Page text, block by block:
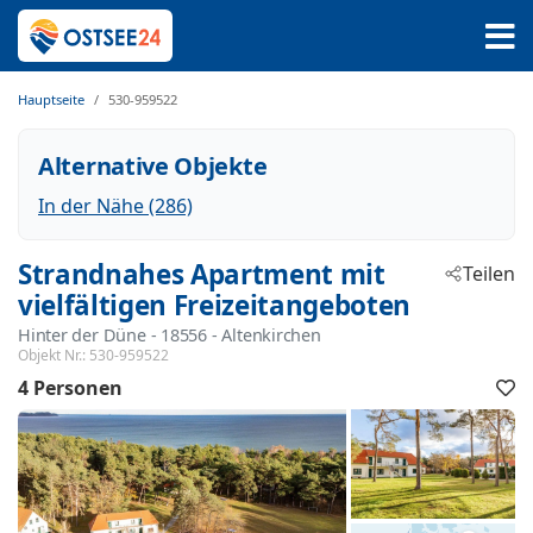
Hauptseite 530-959522
Alternative Objekte
In der Nähe (286)
Strandnahes Apartment mit
vielfältigen Freizeitangeboten
Hinter der Düne - 18556 - Altenkirchen
Objekt Nr.: 530-959522
Teilen
4 Personen